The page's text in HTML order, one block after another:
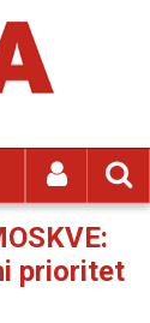
prioritet